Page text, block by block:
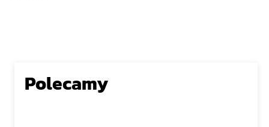
Polecamy